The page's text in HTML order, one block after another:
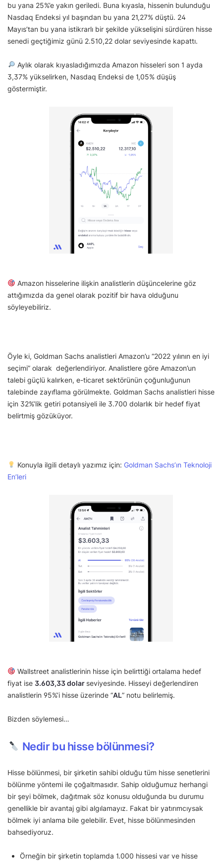
bu yana 25%’e yakın geriledi. Buna kıyasla, hissenin bulunduğu
Nasdaq Endeksi yıl başından bu yana 21,27% düştü. 24
Mayıs’tan bu yana istikrarlı bir şekilde yükselişini sürdüren hisse
senedi geçtiğimiz günü 2.510,22 dolar seviyesinde kapattı.
Aylık olarak kıyasladığımızda Amazon hisseleri son 1 ayda
3,37% yükselirken, Nasdaq Endeksi de 1,05% düşüş
göstermiştir.
Amazon hisselerine ilişkin analistlerin düşüncelerine göz
attığımızda da genel olarak pozitif bir hava olduğunu
söyleyebiliriz.
Öyle ki, Goldman Sachs analistleri Amazon’u “2022 yılının en iyi
seçimi” olarak değerlendiriyor. Analistlere göre Amazon’un
talebi güçlü kalırken, e-ticaret sektörünün çoğunluğunun
talebinde zayıflama görülmekte. Goldman Sachs analistleri hisse
için 32%’lik getiri potansiyeli ile 3.700 dolarlık bir hedef fiyat
belirtmiş gözüküyor.
Konuyla ilgili detaylı yazımız için: Goldman Sachs’ın Teknoloji
En’leri
Wallstreet analistlerinin hisse için belirttiği ortalama hedef
fiyat ise 3.603,33 dolar seviyesinde. Hisseyi değerlendiren
analistlerin 95%’i hisse üzerinde “AL” notu belirlemiş.
Bizden söylemesi…
Nedir bu hisse bölünmesi?
Hisse bölünmesi, bir şirketin sahibi olduğu tüm hisse senetlerini
bölünme yöntemi ile çoğaltmasıdır. Sahip olduğumuz herhangi
bir şeyi bölmek, dağıtmak söz konusu olduğunda bu durumu
genellikle bir avantaj gibi algılamayız. Fakat bir yatırımcıysak
bölmek iyi anlama bile gelebilir. Evet, hisse bölünmesinden
bahsediyoruz.
Örneğin bir şirketin toplamda 1.000 hissesi var ve hisse